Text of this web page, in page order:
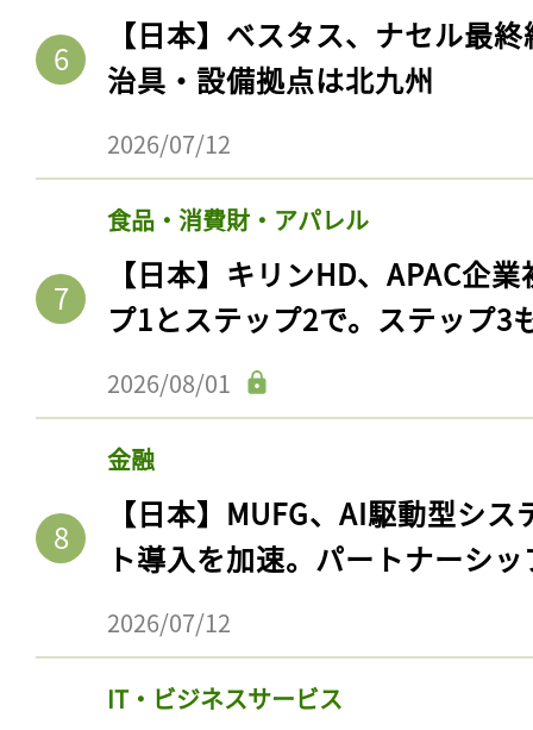
【日本】ベスタス、ナセル最
治具・設備拠点は北九州
2026/07/12
食品・消費財・アパレル
【日本】キリンHD、APAC企
プ1とステップ2で。ステップ3
2026/08/01
金融
【日本】MUFG、AI駆動型シ
ト導入を加速。パートナーシ
2026/07/12
IT・ビジネスサービス